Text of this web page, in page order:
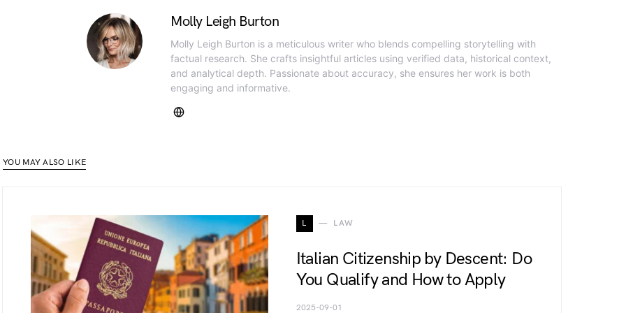
Molly Leigh Burton
Molly Leigh Burton is a meticulous writer who blends compelling storytelling with
factual research. She crafts insightful articles using verified data, historical context,
and analytical depth. Passionate about accuracy, she ensures her work is both
engaging and informative.
YOU MAY ALSO LIKE
L LAW
Italian Citizenship by Descent: Do
You Qualify and How to Apply
2025-09-01